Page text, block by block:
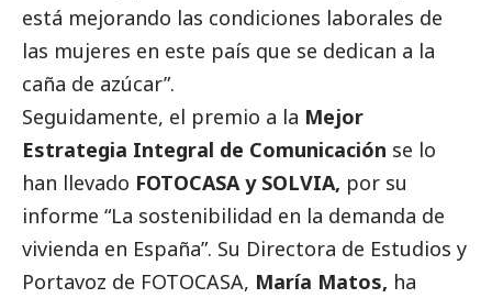
está mejorando las condiciones laborales de
las mujeres en este país que se dedican a la
caña de azúcar”.
Seguidamente, el premio a la Mejor
Estrategia Integral de Comunicación se lo
han llevado FOTOCASA y SOLVIA, por su
informe “La sostenibilidad en la demanda de
vivienda en España”. Su Directora de Estudios y
Portavoz de FOTOCASA, María Matos, ha